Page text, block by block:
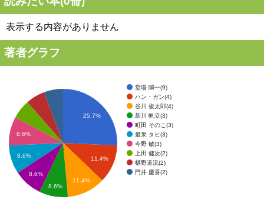
表示する内容がありません
著者グラフ
堂場 瞬一(9)
ハン・ガン(4)
谷川 俊太郎(4)
新川 帆立(3)
町田 そのこ(3)
最果 タヒ(3)
今野 敏(3)
上田 健次(2)
椹野道流(2)
門井 慶喜(2)
25.7%
11.4%
11.4%
8.6%
8.6%
8.6%
8.6%